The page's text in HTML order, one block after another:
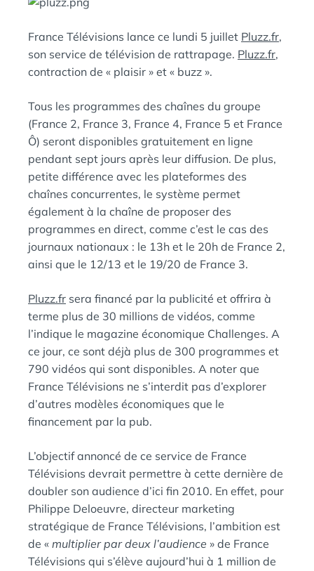
E
:
S
France Télévisions lance ce lundi 5 juillet Pluzz.fr,
son service de télévision de rattrapage. Pluzz.fr,
contraction de « plaisir » et « buzz ».
Tous les programmes des chaînes du groupe
(France 2, France 3, France 4, France 5 et France
Ô) seront disponibles gratuitement en ligne
pendant sept jours après leur diffusion. De plus,
petite différence avec les plateformes des
chaînes concurrentes, le système permet
également à la chaîne de proposer des
programmes en direct, comme c’est le cas des
journaux nationaux : le 13h et le 20h de France 2,
ainsi que le 12/13 et le 19/20 de France 3.
Pluzz.fr sera financé par la publicité et offrira à
terme plus de 30 millions de vidéos, comme
l’indique le magazine économique Challenges. A
ce jour, ce sont déjà plus de 300 programmes et
790 vidéos qui sont disponibles. A noter que
France Télévisions ne s’interdit pas d’explorer
d’autres modèles économiques que le
financement par la pub.
L’objectif annoncé de ce service de France
Télévisions devrait permettre à cette dernière de
doubler son audience d’ici fin 2010. En effet, pour
Philippe Deloeuvre, directeur marketing
stratégique de France Télévisions, l’ambition est
de « multiplier par deux l’audience » de France
Télévisions qui s’élève aujourd’hui à 1 million de